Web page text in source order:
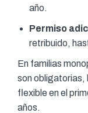
año.
Permiso
retribuido,
En familias
son obligatorias,
flexible en el
años.